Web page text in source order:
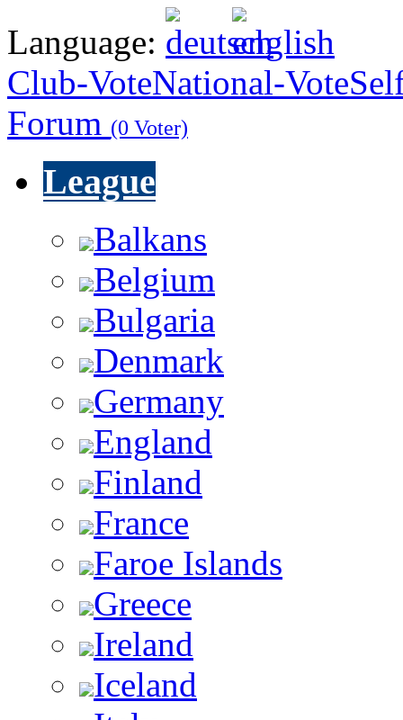
Language:
Club-VoteNational-Vote
Forum (0 Voter)
League
Balkans
Belgium
Bulgaria
Denmark
Germany
England
Finland
France
Faroe Islands
Greece
Ireland
Iceland